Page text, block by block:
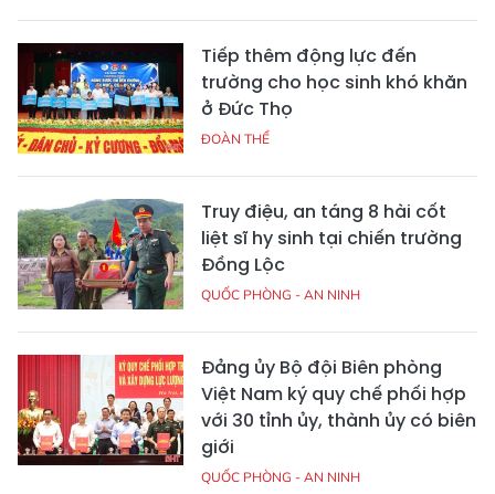
Tiếp thêm động lực đến
trường cho học sinh khó khăn
ở Đức Thọ
ĐOÀN THỂ
Truy điệu, an táng 8 hài cốt
liệt sĩ hy sinh tại chiến trường
Đồng Lộc
QUỐC PHÒNG - AN NINH
Đảng ủy Bộ đội Biên phòng
Việt Nam ký quy chế phối hợp
với 30 tỉnh ủy, thành ủy có biên
giới
QUỐC PHÒNG - AN NINH